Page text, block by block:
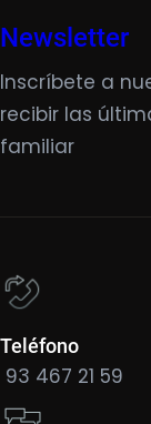
Newsletter
Inscríbete a
recibir las
familiar
Teléfono
93 467 21 59